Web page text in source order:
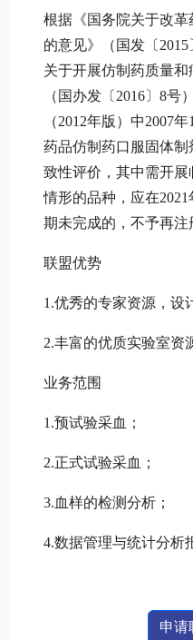
根据《国务院关于改
的意见》（国发〔
关于开展仿制药质量和
（国办发〔2016〕8
（2012年版）中2007
药品仿制药口服固体制
致性评价，其中需开
情形的品种，应在
期未完成的，不予再注
联盟优势
1.优秀的专家资源，设
2.丰富的优质实验室资
业务范围
1.预试验采血；
2.正式试验采血；
3.血样的检测分析；
4.数据管理与统计分析
申请